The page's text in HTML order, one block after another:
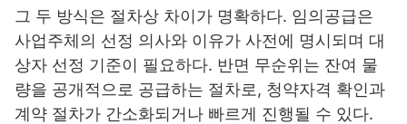
그 두 방식은 절차상 차이가 명확하다. 임의공급은
사업주체의 선정 의사와 이유가 사전에 명시되며 대
상자 선정 기준이 필요하다. 반면 무순위는 잔여 물
량을 공개적으로 공급하는 절차로, 청약자격 확인과
계약 절차가 간소화되거나 빠르게 진행될 수 있다.